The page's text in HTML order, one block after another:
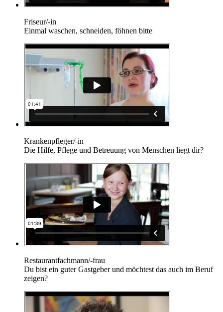
Friseur/-in
Einmal waschen, schneiden, föhnen bitte
Krankenpfleger/-in
Die Hilfe, Pflege und Betreuung von Menschen liegt dir?
Restaurantfachmann/-frau
Du bist ein guter Gastgeber und möchtest das auch im Beruf
zeigen?